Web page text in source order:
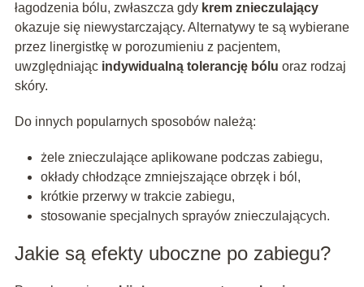
łagodzenia bólu, zwłaszcza gdy krem znieczulający
okazuje się niewystarczający. Alternatywy te są wybierane
przez linergistkę w porozumieniu z pacjentem,
uwzględniając indywidualną tolerancję bólu oraz rodzaj
skóry.
Do innych popularnych sposobów należą:
żele znieczulające aplikowane podczas zabiegu,
okłady chłodzące zmniejszające obrzęk i ból,
krótkie przerwy w trakcie zabiegu,
stosowanie specjalnych sprayów znieczulających.
Jakie są efekty uboczne po zabiegu?